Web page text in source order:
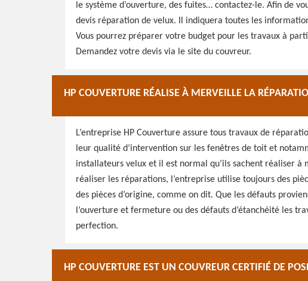
le système d’ouverture, des fuites… contactez-le. Afin de
devis réparation de velux. Il indiquera toutes les
Vous pourrez préparer votre budget pour les travaux à
Demandez votre devis via le site du couvreur.
HP COUVERTURE RÉALISE À MERVEILLE LA
L’entreprise HP Couverture assure tous travaux de
leur qualité d’intervention sur les fenêtres de toit et
installateurs velux et il est normal qu’ils sachent réaliser à
réaliser les réparations, l’entreprise utilise toujours des
des pièces d’origine, comme on dit. Que les défauts
l’ouverture et fermeture ou des défauts d’étanchéité les
perfection.
HP COUVERTURE EST UN COUVREUR CERTIFIÉ DE